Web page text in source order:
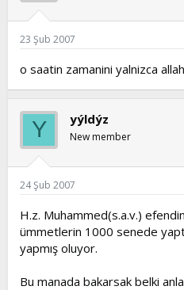
23 Şub 2007
o saatin zamanini yalnizca
Y yýldýz
New member
24 Şub 2007
H.z. Muhammed(s.a.v.)
ümmetlerin 1000 senede
yapmış oluyor.
Bu manada bakarsak belki